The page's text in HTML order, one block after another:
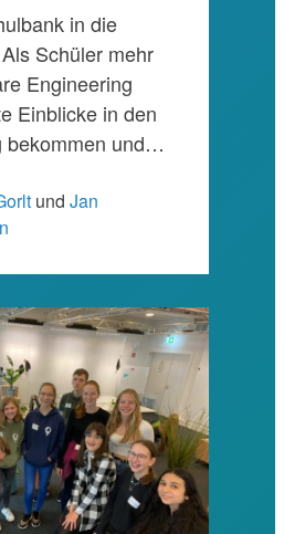
in die
Schüler mehr
Engineering
Einblicke in den
bekommen und…
und Jan